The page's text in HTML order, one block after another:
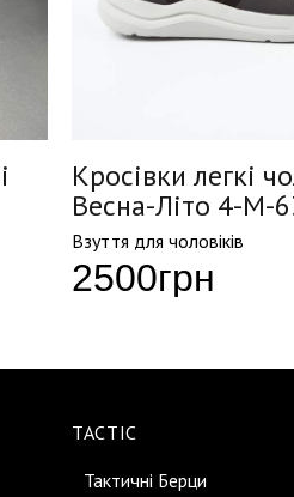
Кросівки легкі
Весна-Літо 4-M-
Взуття для чоловіків
2500грн
TACTIC
Тактичні Берци